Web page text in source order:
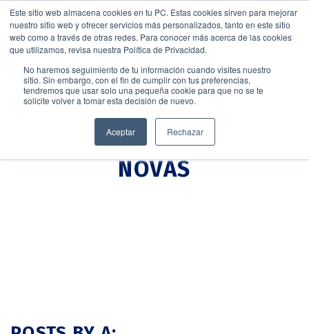
Este sitio web almacena cookies en tu PC. Estas cookies sirven para mejorar
nuestro sitio web y ofrecer servicios más personalizados, tanto en este sitio
web como a través de otras redes. Para conocer más acerca de las cookies
que utilizamos, revisa nuestra Política de Privacidad.
No haremos seguimiento de tu información cuando visites nuestro
sitio. Sin embargo, con el fin de cumplir con tus preferencias,
tendremos que usar solo una pequeña cookie para que no se te
solicite volver a tomar esta decisión de nuevo.
Aceptar Rechazar
NOVAS